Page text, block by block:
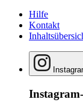
Hilfe
Kontakt